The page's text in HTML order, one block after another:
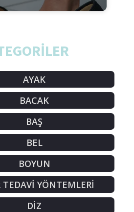
AYAK
BACAK
BAŞ
BEL
BOYUN
TEDAVİ YÖNTEMLERİ
DİZ